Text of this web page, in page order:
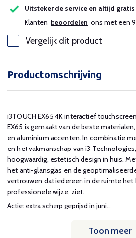
Uitstekende service en altijd
Klanten beoordelen ons met een
Vergelijk dit product
Productomschrijving
i3TOUCH EX65 4K interactief
EX65 is gemaakt van de beste
en aluminium accenten. In combinatie
en het vakmanschap van i3
hoogwaardig, estetisch design in huis.
het anti-glansglas en de
vertrouwen dat iedereen in de ruimte het
professionele wijze, ziet.
Actie: extra scherp geprijsd in juni...
Toon meer